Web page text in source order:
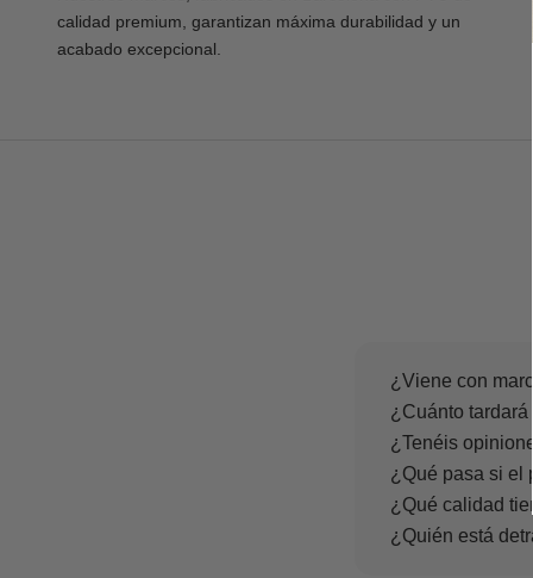
calidad premium, garantizan máxima durabilidad y un
acabado excepcional.
¿Viene con
¿Cuánto
¿Tenéis
¿Qué pasa si el
¿Qué calidad
¿Quién está